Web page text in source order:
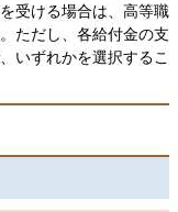
受ける場合は、高等職
ただし、各給付金の支
いずれかを選択するこ